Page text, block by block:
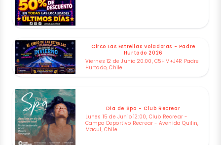
Circo Las Estrellas Voladoras - Padre
Hurtado 2026
Viernes 12 de Junio 20:00, C5HM+J4R Padre
Hurtado, Chile
Dia de Spa - Club Recrear
Lunes 15 de Junio 12:00, Club Recrear -
Campo Deportivo Recrear - Avenida Quilin,
Macul, Chile